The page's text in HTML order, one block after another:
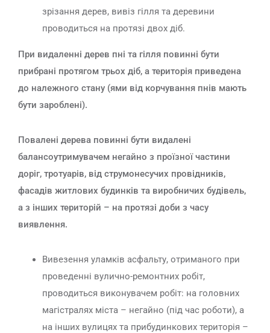
зрізання дерев, вивіз гілля та деревини
проводиться на протязі двох діб.
При видаленні дерев пні та гілля повинні бути
прибрані протягом трьох діб, а територія приведена
до належного стану (ями від корчування пнів мають
бути зароблені).
Повалені дерева повинні бути видалені
балансоутримувачем негайно з проїзної частини
доріг, тротуарів, від струмонесучих провідників,
фасадів житлових будинків та виробничих будівель,
а з інших територій – на протязі доби з часу
виявлення.
Вивезення уламків асфальту, отриманого при
проведенні вулично-ремонтних робіт,
проводиться виконувачем робіт: на головних
магістралях міста – негайно (під час роботи), а
на інших вулицях та прибудинкових територія –